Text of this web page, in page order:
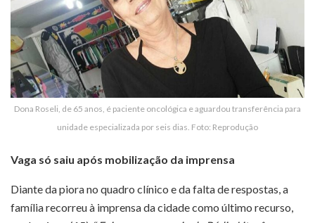
Dona Roseli, de 65 anos, é paciente oncológica e aguardou transferência para
unidade especializada por seis dias. Foto: Reprodução
Vaga só saiu após mobilização da imprensa
Diante da piora no quadro clínico e da falta de respostas, a
família recorreu à imprensa da cidade como último recurso,